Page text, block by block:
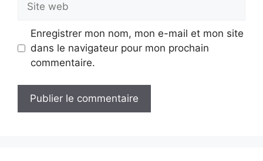
web
Enregistrer mon nom, mon e-mail et mon site
dans le navigateur pour mon prochain
commentaire.